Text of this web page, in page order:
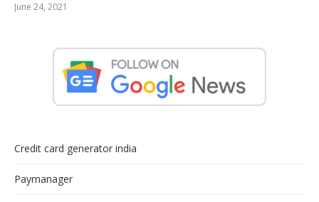
June 24, 2021
Credit card generator india
Paymanager